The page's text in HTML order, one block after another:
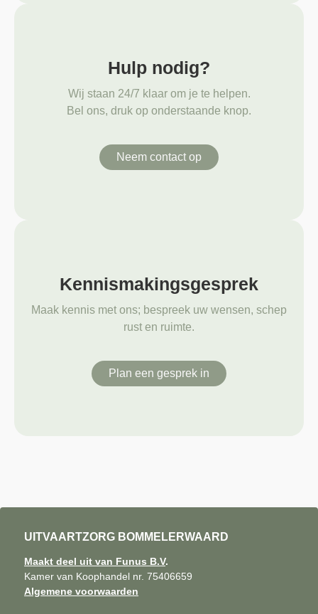
Hulp nodig?
Wij staan 24/7 klaar om je te helpen.
Bel ons, druk op onderstaande knop.
Neem contact op
Kennismakingsgesprek
Maak kennis met ons; bespreek uw wensen, schep
rust en ruimte.
Plan een gesprek in
UITVAARTZORG BOMMELERWAARD
Maakt deel uit van Funus B.V.
Kamer van Koophandel nr. 75406659
Algemene voorwaarden